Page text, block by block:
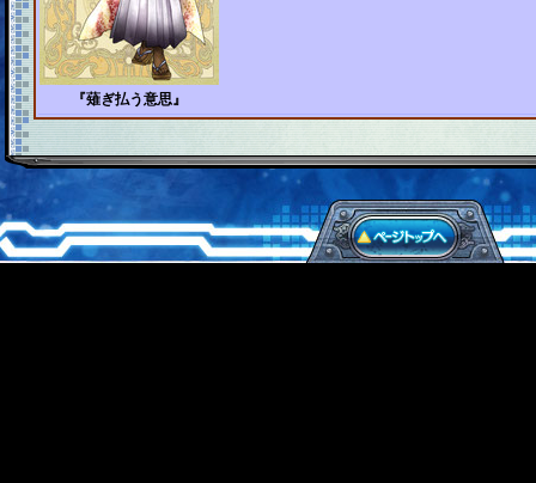
『薙ぎ払う意思』